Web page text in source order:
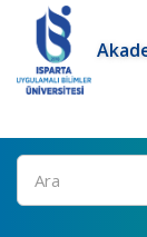
Ara